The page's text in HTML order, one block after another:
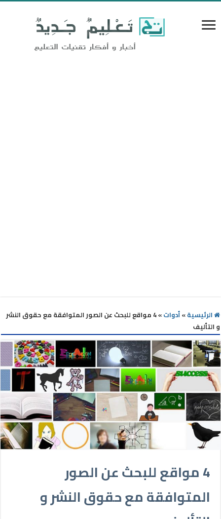
الرئيسية»أدوات»
4 مواقع للبحث عن الصور المتوافقة مع حقوق النشر
و التأليف
4 مواقع للبحث عن الصور
المتوافقة مع حقوق النشر و